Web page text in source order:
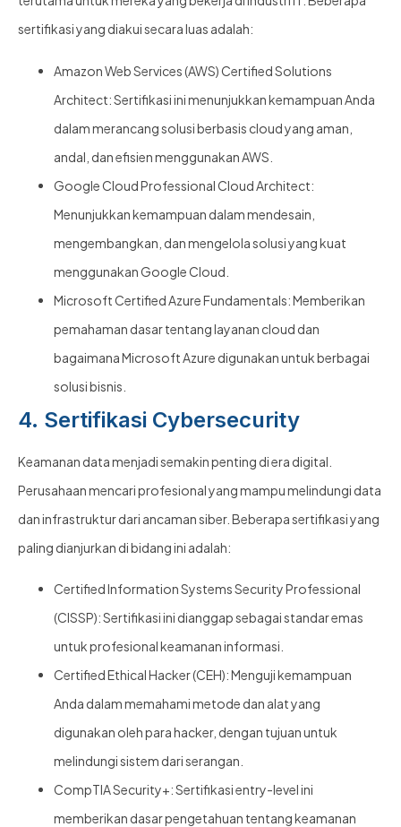
sertifikasi yang diakui secara luas adalah:
Amazon Web Services (AWS) Certified Solutions
Architect: Sertifikasi ini menunjukkan kemampuan Anda
dalam merancang solusi berbasis cloud yang aman,
andal, dan efisien menggunakan AWS.
Google Cloud Professional Cloud Architect:
Menunjukkan kemampuan dalam mendesain,
mengembangkan, dan mengelola solusi yang kuat
menggunakan Google Cloud.
Microsoft Certified Azure Fundamentals: Memberikan
pemahaman dasar tentang layanan cloud dan
bagaimana Microsoft Azure digunakan untuk berbagai
solusi bisnis.
4. Sertifikasi Cybersecurity
Keamanan data menjadi semakin penting di era digital.
Perusahaan mencari profesional yang mampu melindungi data
dan infrastruktur dari ancaman siber. Beberapa sertifikasi yang
paling dianjurkan di bidang ini adalah:
Certified Information Systems Security Professional
(CISSP): Sertifikasi ini dianggap sebagai standar emas
untuk profesional keamanan informasi.
Certified Ethical Hacker (CEH): Menguji kemampuan
Anda dalam memahami metode dan alat yang
digunakan oleh para hacker, dengan tujuan untuk
melindungi sistem dari serangan.
CompTIA Security+: Sertifikasi entry-level ini
memberikan dasar pengetahuan tentang keamanan